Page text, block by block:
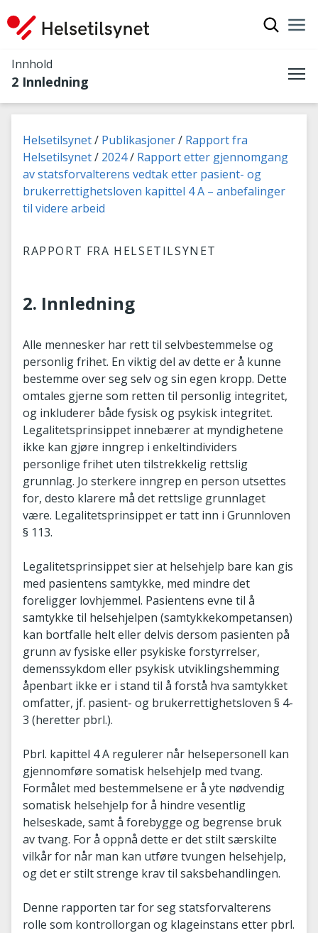
Innhold
2 Innledning
Du er her:
Helsetilsynet Publikasjoner
Rapport fra
Helsetilsynet
2024
Rapport etter gjennomgang
av statsforvalterens vedtak etter pasient- og
brukerrettighetsloven kapittel 4 A – anbefalinger
til videre arbeid
RAPPORT FRA HELSETILSYNET
2. Innledning
Alle mennesker har rett til selvbestemmelse og
personlig frihet. En viktig del av dette er å kunne
bestemme over seg selv og sin egen kropp. Dette
omtales gjerne som retten til personlig integritet,
og inkluderer både fysisk og psykisk integritet.
Legalitetsprinsippet innebærer at myndighetene
ikke kan gjøre inngrep i enkeltindividers
personlige frihet uten tilstrekkelig rettslig
grunnlag. Jo sterkere inngrep en person utsettes
for, desto klarere må det rettslige grunnlaget
være. Legalitetsprinsippet er tatt inn i Grunnloven
§ 113.
Legalitetsprinsippet sier at helsehjelp bare kan gis
med pasientens samtykke, med mindre det
foreligger lovhjemmel. Pasientens evne til å
samtykke til helsehjelpen (samtykkekompetansen)
kan bortfalle helt eller delvis dersom pasienten på
grunn av fysiske eller psykiske forstyrrelser,
demenssykdom eller psykisk utviklingshemming
åpenbart ikke er i stand til å forstå hva samtykket
omfatter, jf. pasient- og brukerrettighetsloven § 4-
3 (heretter pbrl.).
Pbrl. kapittel 4 A regulerer når helsepersonell kan
gjennomføre somatisk helsehjelp med tvang.
Formålet med bestemmelsene er å yte nødvendig
somatisk helsehjelp for å hindre vesentlig
helseskade, samt å forebygge og begrense bruk
av tvang. For å oppnå dette er det stilt særskilte
vilkår for når man kan utføre tvungen helsehjelp,
og det er stilt strenge krav til saksbehandlingen.
Denne rapporten tar for seg statsforvalterens
rolle som kontrollorgan og klageinstans etter pbrl.